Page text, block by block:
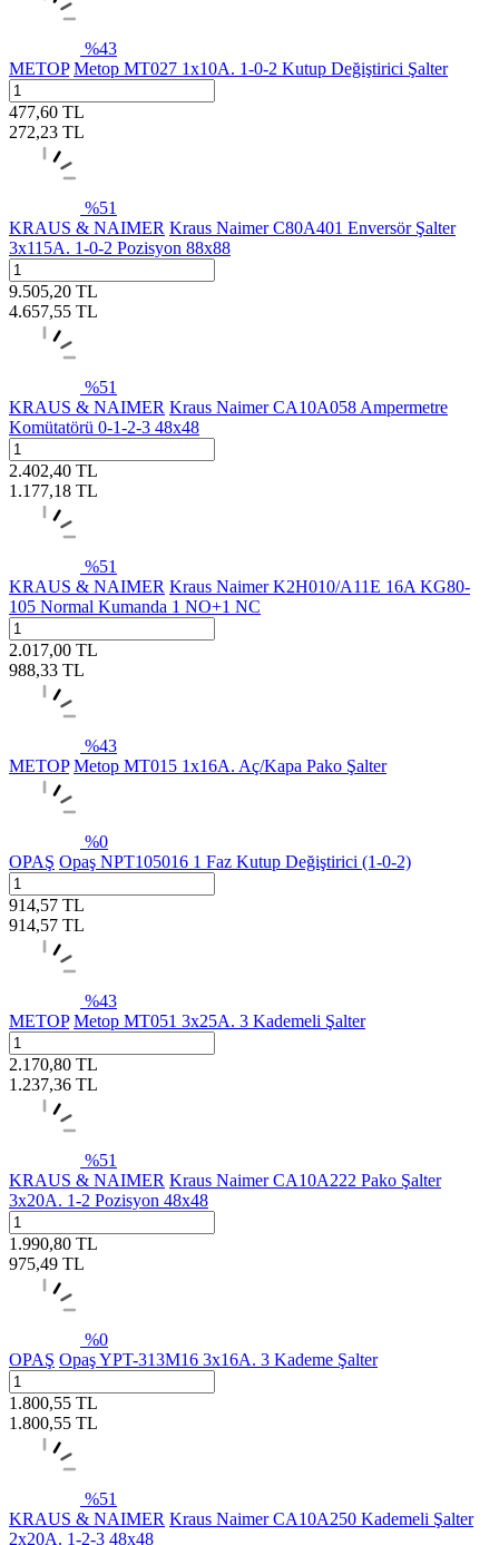
%43
METOP Metop MT027 1x10A. 1-0-2 Kutup Değiştirici Şalter
477,60 TL
272,23 TL
%51
KRAUS & NAIMER Kraus Naimer C80A401 Enversör Şalter
3x115A. 1-0-2 Pozisyon 88x88
9.505,20 TL
4.657,55 TL
%51
KRAUS & NAIMER Kraus Naimer CA10A058 Ampermetre
Komütatörü 0-1-2-3 48x48
2.402,40 TL
1.177,18 TL
%51
KRAUS & NAIMER Kraus Naimer K2H010/A11E 16A KG80-
105 Normal Kumanda 1 NO+1 NC
2.017,00 TL
988,33 TL
%43
METOP Metop MT015 1x16A. Aç/Kapa Pako Şalter
%0
OPAŞ Opaş NPT105016 1 Faz Kutup Değiştirici (1-0-2)
914,57 TL
914,57 TL
%43
METOP Metop MT051 3x25A. 3 Kademeli Şalter
2.170,80 TL
1.237,36 TL
%51
KRAUS & NAIMER Kraus Naimer CA10A222 Pako Şalter
3x20A. 1-2 Pozisyon 48x48
1.990,80 TL
975,49 TL
%0
OPAŞ Opaş YPT-313M16 3x16A. 3 Kademe Şalter
1.800,55 TL
1.800,55 TL
%51
KRAUS & NAIMER Kraus Naimer CA10A250 Kademeli Şalter
2x20A. 1-2-3 48x48